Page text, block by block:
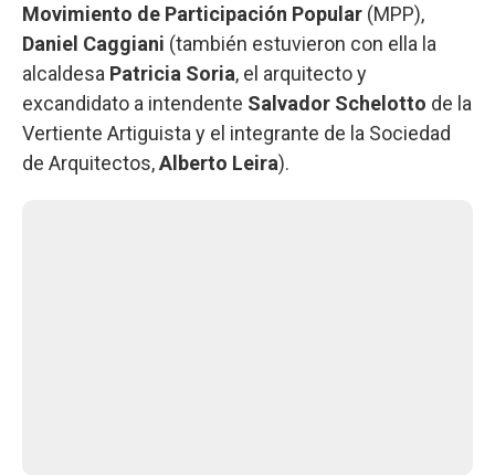
Movimiento de Participación Popular (MPP),
Daniel Caggiani (también estuvieron con ella la
alcaldesa Patricia Soria, el arquitecto y
excandidato a intendente Salvador Schelotto de la
Vertiente Artiguista y el integrante de la Sociedad
de Arquitectos,Alberto Leira).